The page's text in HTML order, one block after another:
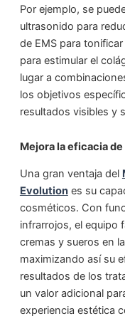
Por ejemplo, se
ultrasonido para
de EMS para
para estimular el
lugar a
los objetivos
resultados visibles y
Mejora la eficacia
Una gran ventaja del
Evolutiones su
cosméticos. Con
infrarrojos, el equipo
cremas y sueros en
maximizando así su
resultados de los
un valor adicional
experiencia estética